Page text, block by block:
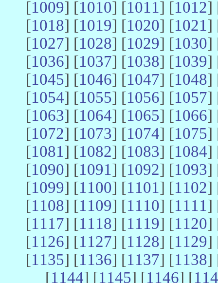
[1009] [1010] [1011] [1012]
[1018] [1019] [1020] [1021]
[1027] [1028] [1029] [1030]
[1036] [1037] [1038] [1039]
[1045] [1046] [1047] [1048]
[1054] [1055] [1056] [1057]
[1063] [1064] [1065] [1066]
[1072] [1073] [1074] [1075]
[1081] [1082] [1083] [1084]
[1090] [1091] [1092] [1093]
[1099] [1100] [1101] [1102]
[1108] [1109] [1110] [1111]
[1117] [1118] [1119] [1120]
[1126] [1127] [1128] [1129]
[1135] [1136] [1137] [1138]
[1144] [1145] [1146] [